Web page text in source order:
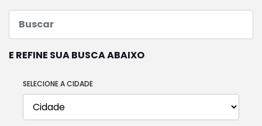
E REFINE SUA BUSCA ABAIXO
SELECIONE A CIDADE